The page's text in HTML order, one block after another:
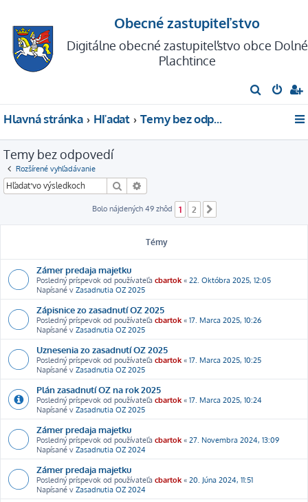
Obecné zastupiteľstvo
Digitálne obecné zastupiteľstvo obce Dolné
Plachtince
ľ
d
Hlavná stránka Hľadať Temy bez odpovedí
Temy bez odpovedí
Rozšírené vyhľadávanie
Hľadať
Bolo nájdených 49 zhôd 1 2
Témy
Zámer predaja majetku
Posledný príspevok od používateľa cbartok « 22. Októbra 2025, 12:05
Napísané v Zasadnutia OZ 2025
Zápisnice zo zasadnutí OZ 2025
Posledný príspevok od používateľa cbartok « 17. Marca 2025, 10:26
Napísané v Zasadnutia OZ 2025
Uznesenia zo zasadnutí OZ 2025
Posledný príspevok od používateľa cbartok « 17. Marca 2025, 10:25
Napísané v Zasadnutia OZ 2025
Plán zasadnutí OZ na rok 2025
Posledný príspevok od používateľa cbartok « 17. Marca 2025, 10:24
Napísané v Zasadnutia OZ 2025
Zámer predaja majetku
Posledný príspevok od používateľa cbartok « 27. Novembra 2024, 13:09
Napísané v Zasadnutia OZ 2024
Zámer predaja majetku
Posledný príspevok od používateľa cbartok « 20. Júna 2024, 11:51
Napísané v Zasadnutia OZ 2024